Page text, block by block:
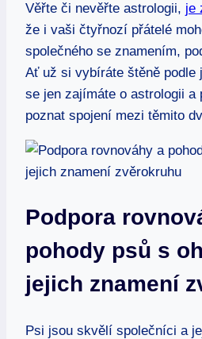
Věřte či nevěřte astrologii, je
že i vaši čtyřnozí přátelé
společného se znamením,
Ať už si vybíráte štěně podle
se jen zajímáte o astrologii a
poznat spojení mezi těmito
Podpora
pohody psů s
jejich znamení
Psi jsou skvělí společníci a